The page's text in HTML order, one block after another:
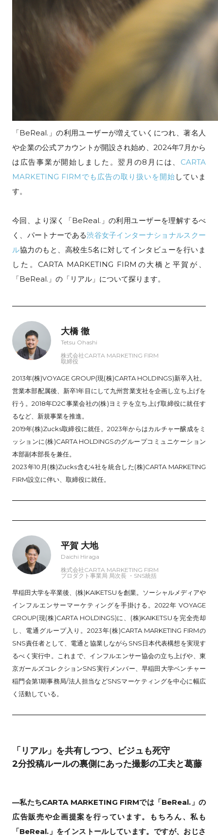
「BeReal.」の利用ユーザーが増えていくにつれ、著名人
や企業の公式アカウントが開設され始め、2024年7月から
は広告事業が開始しました。翌月の8月には、 CARTA
MARKETING FIRMでも広告の取り扱いを開始 していま
す。
今回、より深く「BeReal.」の利用ユーザーを理解するべ
く、パートナーである渋谷女子インターナショナルスクー
ル協力のもと、高校生5名に対してインタビューを行いま
した。CARTA MARKETING FIRMの大橋と平賀が、
「BeReal.」の「リアル」について探ります。
大橋 徹
Tetsu Ohashi
株式会社CARTA MARKETING FIRM
取締役
2013年(株)VOYAGE GROUP(現(株)CARTA HOLDINGS)新卒入社。
営業本部配属後、新卒1年目にして九州営業支社を企画し立ち上げを
行う。2018年D2C事業会社の(株)ヨミテを立ち上げ取締役に就任す
るなど、新規事業を推進。
2019年(株)Zucks取締役に就任。2023年からはカルチャー醸成をミ
ッションに(株)CARTA HOLDINGSのグループコミュニケーション
本部副本部長を兼任。
2023年10月(株)Zucks含む4社を統合した(株)CARTA MARKETING
FIRM設立に伴い、取締役に就任。
平賀 大地
Daichi Hiraga
株式会社CARTA MARKETING FIRM
プロダクト事業局 局次長 ・SNS統括
早稲田大学を卒業後、(株)KAIKETSUを創業。ソーシャルメディアや
インフルエンサーマーケティングを手掛ける。2022年 VOYAGE
GROUP(現(株)CARTA HOLDINGS)に、(株)KAIKETSUを完全売却
し、電通グループ入り。2023年(株)CARTA MARKETING FIRMの
SNS責任者として、電通と協業しながらSNS日本代表構想を実現す
るべく実行中。これまで、インフルエンサー協会の立ち上げや、東
京ガールズコレクションSNS実行メンバー、早稲田大学ベンチャー
稲門会第1期事務局/法人担当などSNSマーケティングを中心に幅広
く活動している。
「リアル」を共有しつつ、ビジュも死守
2分投稿ルールの裏側にあった撮影の工夫と葛藤
—私たちCARTA MARKETING FIRMでは「BeReal.」の
広告販売や企画提案を行っています。もちろん、私も
「BeReal.」をインストールしています。ですが、おじさ